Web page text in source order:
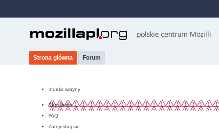
Strona główna Forum
Indeks witryny
Regulamin
FAQ
Zarejestruj się